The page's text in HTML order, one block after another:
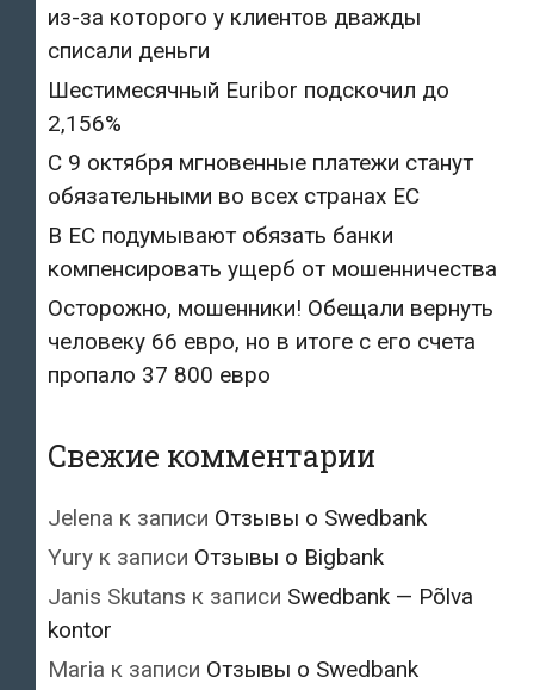
из-за которого у клиентов дважды
списали деньги
Шестимесячный Euribor подскочил до
2,156%
С 9 октября мгновенные платежи станут
обязательными во всех странах ЕС
В ЕС подумывают обязать банки
компенсировать ущерб от мошенничества
Осторожно, мошенники! Обещали вернуть
человеку 66 евро, но в итоге с его счета
пропало 37 800 евро
Свежие комментарии
Jelena к записи Отзывы о Swedbank
Yury к записи Отзывы о Bigbank
Janis Skutans к записи Swedbank — Põlva
kontor
Maria к записи Отзывы о Swedbank